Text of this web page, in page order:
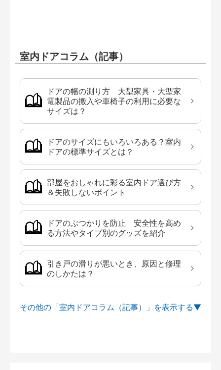
室内ドアコラム（記事）
ドアの幅の測り方 大型家具・大型家
電製品の搬入や車椅子の利用に必要な
サイズは？
ドアのサイズにもいろいろある？室内
ドアの標準サイズとは？
部屋をおしゃれに彩る室内ドア選び方
＆失敗しないポイント
ドアのぶつかりを防止 安全性を高め
る方法やタイプ別のグッズを紹介
引き戸の滑りが悪いとき、原因と修理
のしかたは？
その他の「室内ドアコラム（記事）」を